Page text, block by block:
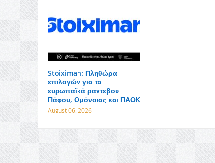
Stoiximan: Πληθώρα
επιλογών για τα
ευρωπαϊκά ραντεβού
Πάφου, Ομόνοιας και ΠΑΟΚ
August 06, 2026